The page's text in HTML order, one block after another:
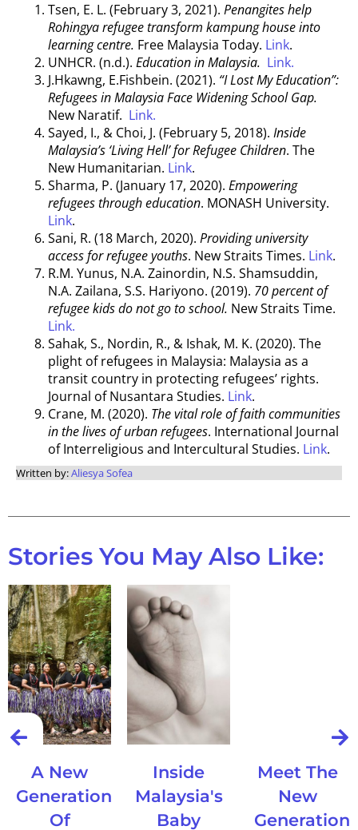
Tsen, E. L. (February 3, 2021). Penangites help
Rohingya refugee transform kampung house into
learning centre. Free Malaysia Today. Link.
UNHCR. (n.d.). Education in Malaysia. Link.
J.Hkawng, E.Fishbein. (2021). “I Lost My Education”:
Refugees in Malaysia Face Widening School Gap.
New Naratif. Link.
Sayed, I., & Choi, J. (February 5, 2018). Inside
Malaysia’s ‘Living Hell’ for Refugee Children. The
New Humanitarian. Link.
Sharma, P. (January 17, 2020). Empowering
refugees through education. MONASH University.
Link.
Sani, R. (18 March, 2020). Providing university
access for refugee youths. New Straits Times. Link.
R.M. Yunus, N.A. Zainordin, N.S. Shamsuddin,
N.A. Zailana, S.S. Hariyono. (2019). 70 percent of
refugee kids do not go to school. New Straits Time.
Link.
Sahak, S., Nordin, R., & Ishak, M. K. (2020). The
plight of refugees in Malaysia: Malaysia as a
transit country in protecting refugees’ rights.
Journal of Nusantara Studies. Link.
Crane, M. (2020). The vital role of faith communities
in the lives of urban refugees. International Journal
of Interreligious and Intercultural Studies. Link.
Written by:Aliesya Sofea
Stories You May Also Like:
A New
Generation
Of
Inside
Malaysia's
Baby
Meet The
New
Generation